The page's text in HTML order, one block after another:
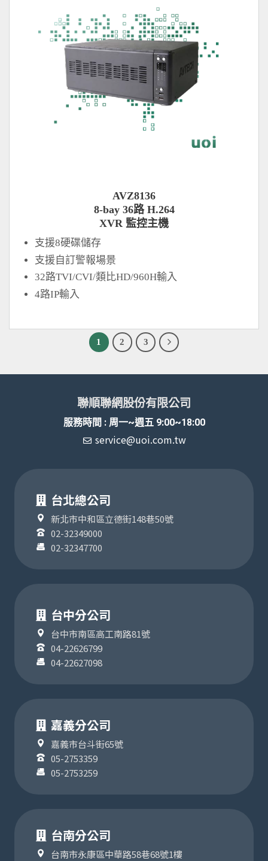
AVZ8136
8-bay 36路 H.264
XVR 監控主機
支援8硬碟儲存
支援自訂警報場景
32路TVI/CVI/類比HD/960H輸入
4路IP輸入
1 2 3
聯順聯網股份有限公司
服務時間 : 周一~週五 9:00~18:00
service@uoi.com.tw
台北總公司
新北市中和區立德街148巷50號
02-32349000
02-32347700
台中分公司
台中市南區高工南路81號
04-22626799
04-22627098
嘉義分公司
嘉義市台斗街65號
05-2753359
05-2753259
台南分公司
台南市永康區中華路58巷68號1樓